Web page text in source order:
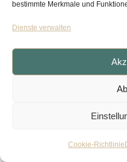
bestimmte Merkmale und
Dienste verwalten
Cookie-Richtlinie
IMPRESSUM